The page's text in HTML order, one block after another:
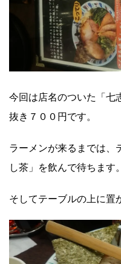
今回は店名のついた「七
抜き７００円です。
ラーメンが来るまでは、
し茶」を飲んで待ちます
そしてテーブルの上に置